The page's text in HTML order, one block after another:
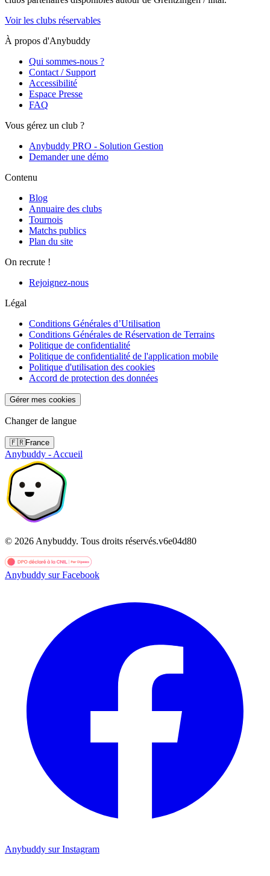
Voir les clubs réservables
À propos d'Anybuddy
Qui sommes-nous ?
Contact / Support
Accessibilité
Espace Presse
FAQ
Vous gérez un club ?
Anybuddy PRO - Solution Gestion
Demander une démo
Contenu
Blog
Annuaire des clubs
Tournois
Matchs publics
Plan du site
On recrute !
Rejoignez-nous
Légal
Conditions Générales d’Utilisation
Conditions Générales de Réservation de Terrains
Politique de confidentialité
Politique de confidentialité de l'application mobile
Politique d'utilisation des cookies
Accord de protection des données
Gérer mes cookies
Changer de langue
🇫🇷France
Anybuddy - Accueil
© 2026 Anybuddy. Tous droits réservés.v6e04d80
Anybuddy sur Facebook
Anybuddy sur Instagram